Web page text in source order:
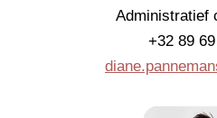
Administratief
+32 89